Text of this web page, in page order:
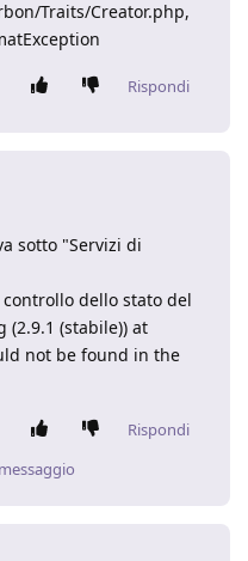
Traits/Creator.php,
Rispondi
sotto "Servizi di
dello stato del
(2.9.1 (stabile)) at
not be found in the
Rispondi